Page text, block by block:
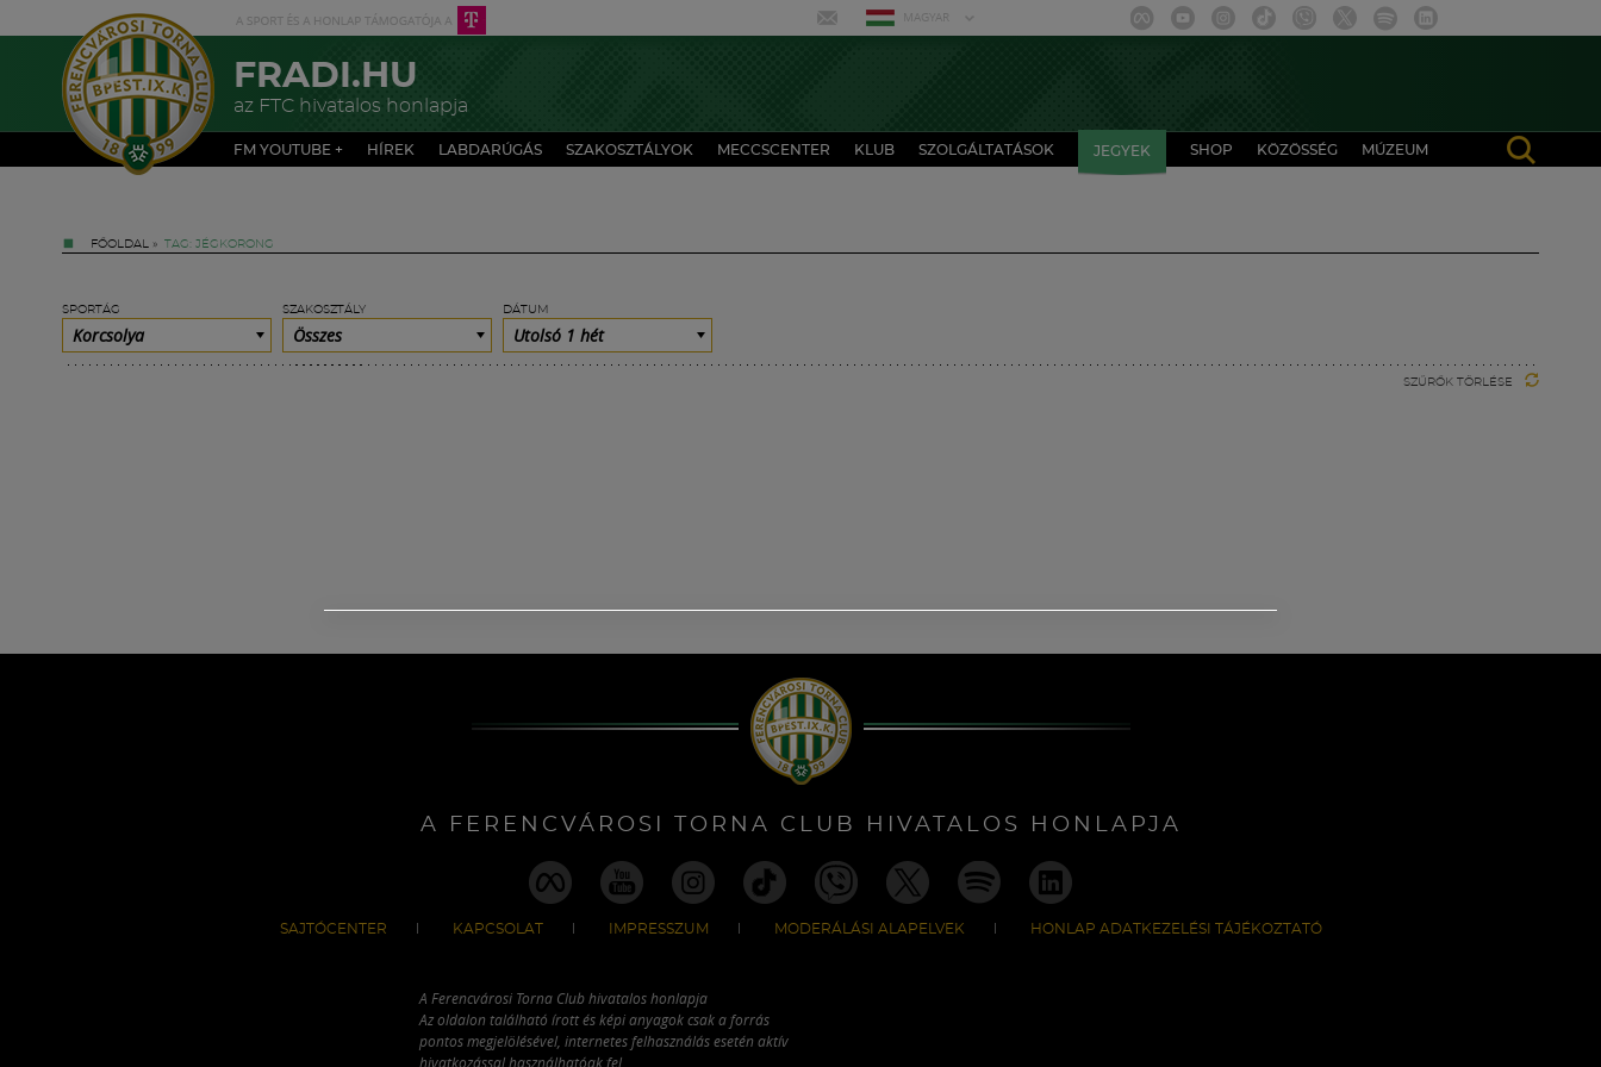
MAGYAR
FRADI.HU
az FTC hivatalos honlapja
FM YOUTUBE + HÍREK LABDARÚGÁS SZAKOSZTÁLYOK MECCSCENTER KLUB SZOLGÁLTATÁSOK JEGYEK SHOP KÖZÖSSÉG MÚZEUM
FŐOLDAL » TAG: JÉGKORONG
SPORTÁG
Korcsolya
SZAKOSZTÁLY
Összes
DÁTUM
Utolsó 1 hét
SZŰRŐK TÖRLÉSE
A FERENCVÁROSI TORNA CLUB HIVATALOS HONLAPJA
SAJTÓCENTER KAPCSOLAT IMPRESSZUM MODERÁLÁSI ALAPELVEK HONLAP ADATKEZELÉSI TÁJÉKOZTATÓ
A Ferencvárosi Torna Club hivatalos honlapja
Az oldalon található írott és képi anyagok csak a forrás
pontos megjelölésével, internetes felhasználás esetén aktív
hivatkozással használhatóak fel.